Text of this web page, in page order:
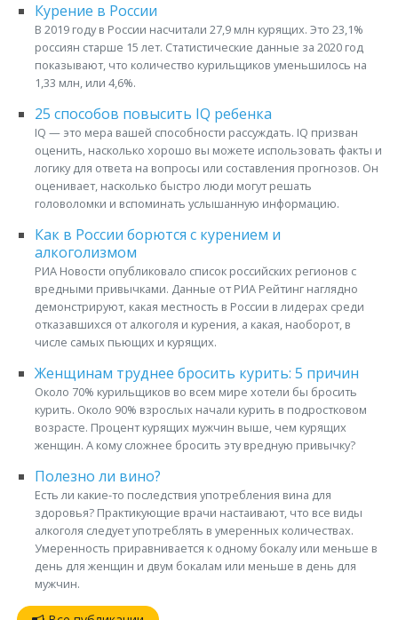
Курение в России
В 2019 году в России насчитали 27,9 млн курящих. Это 23,1%
россиян старше 15 лет. Статистические данные за 2020 год
показывают, что количество курильщиков уменьшилось на
1,33 млн, или 4,6%.
25 способов повысить IQ ребенка
IQ — это мера вашей способности рассуждать. IQ призван
оценить, насколько хорошо вы можете использовать факты и
логику для ответа на вопросы или составления прогнозов. Он
оценивает, насколько быстро люди могут решать
головоломки и вспоминать услышанную информацию.
Как в России борются с курением и
алкоголизмом
РИА Новости опубликовало список российских регионов с
вредными привычками. Данные от РИА Рейтинг наглядно
демонстрируют, какая местность в России в лидерах среди
отказавшихся от алкоголя и курения, а какая, наоборот, в
числе самых пьющих и курящих.
Женщинам труднее бросить курить: 5 причин
Около 70% курильщиков во всем мире хотели бы бросить
курить. Около 90% взрослых начали курить в подростковом
возрасте. Процент курящих мужчин выше, чем курящих
женщин. А кому сложнее бросить эту вредную привычку?
Полезно ли вино?
Есть ли какие-то последствия употребления вина для
здоровья? Практикующие врачи настаивают, что все виды
алкоголя следует употреблять в умеренных количествах.
Умеренность приравнивается к одному бокалу или меньше в
день для женщин и двум бокалам или меньше в день для
мужчин.